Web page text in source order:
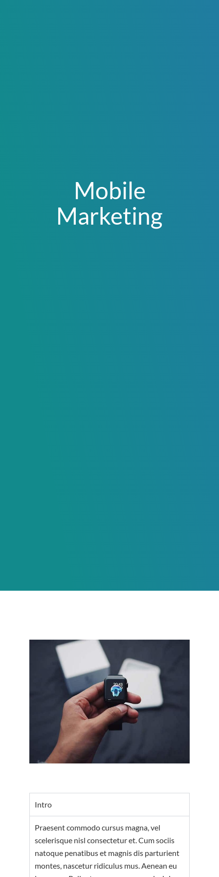
Mobile
Marketing
Intro
Praesent commodo cursus magna, vel
scelerisque nisl consectetur et. Cum sociis
natoque penatibus et magnis dis parturient
montes, nascetur ridiculus mus. Aenean eu